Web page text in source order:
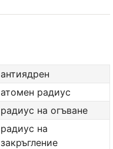
антиядрен
атомен радиус
радиус на огъване
радиус на
закръгление